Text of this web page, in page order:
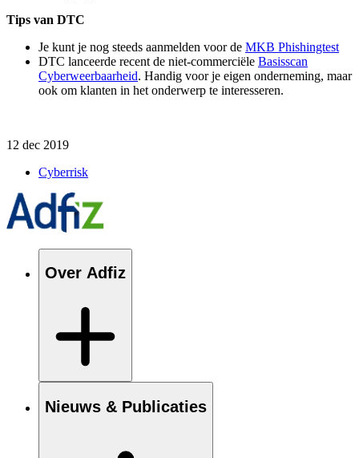
Tips van DTC
Je kunt je nog steeds aanmelden voor de MKB Phishingtest
DTC lanceerde recent de niet-commerciële Basisscan
Cyberweerbaarheid. Handig voor je eigen onderneming, maar
ook om klanten in het onderwerp te interesseren.
12 dec 2019
Cyberrisk
Over Adfiz
Nieuws & Publicaties